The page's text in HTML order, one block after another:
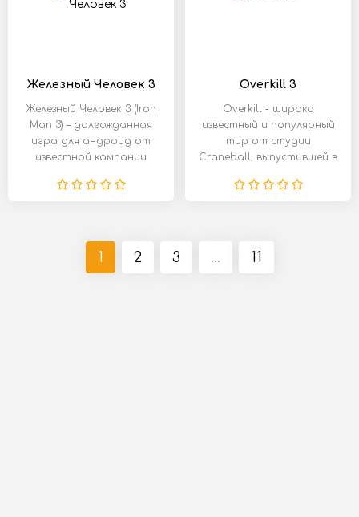
Железный Человек 3
Железный Человек 3 (Iron
Man 3) – долгожданная
игра для андроид от
известной кампании
Overkill 3
Overkill - широко
известный и популярный
тир от студии
Craneball, выпустившей в
1 2 3 ... 11